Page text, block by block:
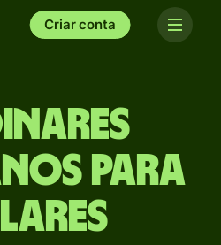
Criar conta
para